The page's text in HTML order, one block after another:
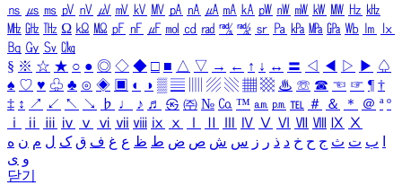
㎱ ㎲ ㎳ ㎴ ㎵ ㎶ ㎷ ㎸ ㎹ ㎀ ㎁ ㎂ ㎃ ㎄ ㎺ ㎻ ㎽ ㎾ ㎿ ㎐ ㎑
㎒ ㎓ ㎔ Ω ㏀ ㏁ ㎊ ㎋ ㎌ ㏖ ㏅ ㎭ ㎮ ㎯ ㏛ ㎩ ㎪ ㎫ ㎬ ㏝ ㏐
㏓
㏃ ㏉ ㏜ ㏆
§ ※ ☆ ★ ○ ● ◎ ◇ ◆ □ ■ △ ▽ → ← ↑ ↓ ↔ 〓 ◁ ◀ ▷ ▶ ♤
♠ ♡ ♥ ♧ ♣ ⊙ ◈ ▣ ◐ ◑ ▒ ▤ ▨ ▧ ▦ ▩ ♨ ☏ ☎ ☜ ☞ ¶ †
‡ ↕ ↗ ↙ ↖ ↘ ♭ ♩ ♪ ♬ ㉿ ㈜ № ㏇ ™ ㏂ ㏘ ℡ ＃ ＆ ＊ ＠ ª º
ⅰ
ⅱ ⅲ ⅳ ⅴ ⅵ ⅶ ⅷ ⅸ ⅹ Ⅳ Ⅴ Ⅵ Ⅶ Ⅷ Ⅸ Ⅹ
ب ت ث ج ح خ د ذ ر ز س ش ص ض ط ظ ع غ ف ق ک ل م ن ه
و ی
닫기